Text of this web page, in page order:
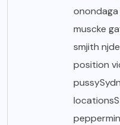
muscke
smjith
position